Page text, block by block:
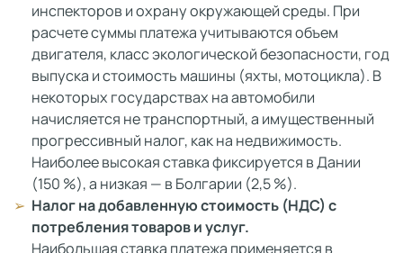
инспекторов и охрану окружающей среды. При
расчете суммы платежа учитываются объем
двигателя, класс экологической безопасности, год
выпуска и стоимость машины (яхты, мотоцикла). В
некоторых государствах на автомобили
начисляется не транспортный, а имущественный
прогрессивный налог, как на недвижимость.
Наиболее высокая ставка фиксируется в Дании
(150 %), а низкая — в Болгарии (2,5 %).
Налог на добавленную стоимость (НДС) с
потребления товаров и услуг.
Наибольшая ставка платежа применяется в